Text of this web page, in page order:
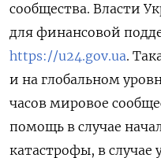
сообщества. Власти
для финансовой
https://u24.gov.ua.
и на глобальном
часов мировое
помощь в случае
катастрофы, в случае